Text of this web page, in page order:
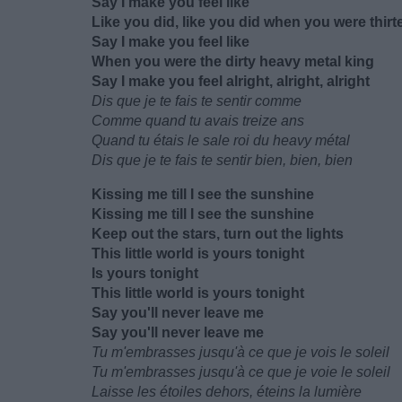
Like you did, like you did when you were
Say I make you feel like
When you were the dirty heavy metal king
Say I make you feel alright, alright, alright
Dis que je te fais te sentir comme
Comme quand tu avais treize ans
Quand tu étais le sale roi du heavy métal
Dis que je te fais te sentir bien, bien, bien
Kissing me till I see the sunshine
Kissing me till I see the sunshine
Keep out the stars, turn out the lights
This little world is yours tonight
Is yours tonight
This little world is yours tonight
Say you'll never leave me
Say you'll never leave me
Tu m'embrasses jusqu'à ce que je vois le soleil
Tu m'embrasses jusqu'à ce que je voie le soleil
Laisse les étoiles dehors, éteins la lumière